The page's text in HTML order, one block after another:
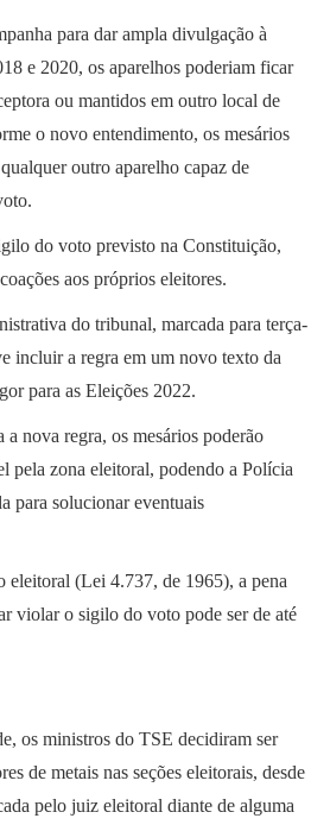
para dar ampla divulgação à
e 2020, os aparelhos poderiam ficar
ou mantidos em outro local de
o novo entendimento, os mesários
outro aparelho capaz de
do voto previsto na Constituição,
aos próprios eleitores.
do tribunal, marcada para terça-
incluir a regra em um novo texto da
para as Eleições 2022.
a nova regra, os mesários poderão
pela zona eleitoral, podendo a Polícia
para solucionar eventuais
eleitoral (Lei 4.737, de 1965), a pena
violar o sigilo do voto pode ser de até
os ministros do TSE decidiram ser
de metais nas seções eleitorais, desde
pelo juiz eleitoral diante de alguma